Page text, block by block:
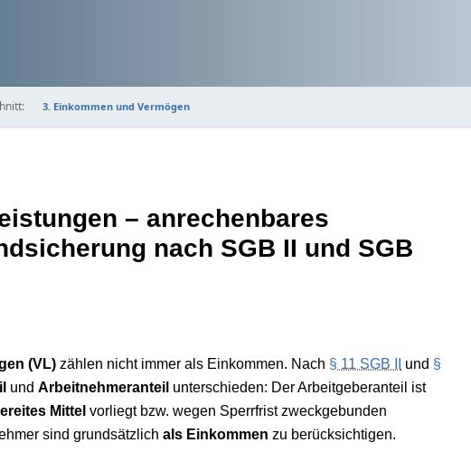
3. Einkommen und Vermögen
– anrechenbares
nach SGB II und SGB
(VL) zählen nicht immer als Einkommen. Nach § 11 SGB II und §
und Arbeitnehmeranteil unterschieden: Der Arbeitgeberanteil ist
Mittel vorliegt bzw. wegen Sperrfrist zweckgebunden
sind grundsätzlich als Einkommen zu berücksichtigen.